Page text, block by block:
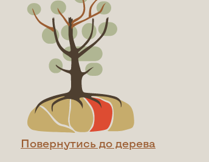
Повернутись до дерева